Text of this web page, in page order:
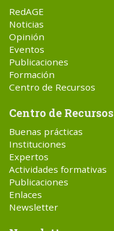
RedAGE
Noticias
Opinión
Eventos
Publicaciones
Formación
Centro de Recursos
Centro de Recursos
Buenas prácticas
Instituciones
Expertos
Actividades formativas
Publicaciones
Enlaces
Newsletter